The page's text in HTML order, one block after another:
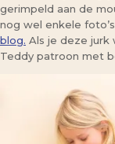
gerimpeld aan de
nog wel enkele
blog. Als je deze jurk
Teddy patroon met